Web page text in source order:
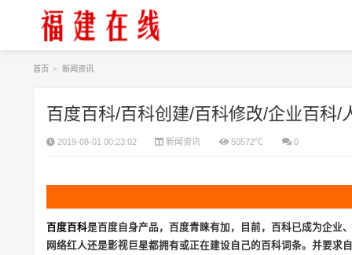
首页 > 新闻资讯
百度百科/百科创建/百科修改/企业百科/
2019-08-01 00:23:02 新闻资讯 50572℃ 0
百度百科是百度自身产品，百度青睐有加，目前，百科已成为企业
网络红人还是影视巨星都拥有或正在建设自己的百科词条。并要